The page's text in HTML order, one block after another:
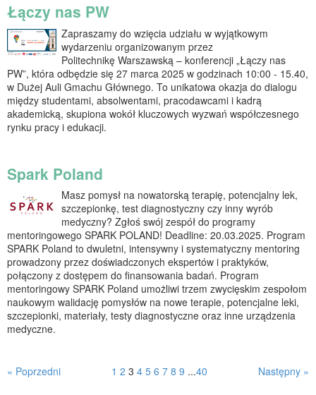
Łączy nas PW
Zapraszamy do wzięcia udziału w wyjątkowym
wydarzeniu organizowanym przez
Politechnikę Warszawską – konferencji „Łączy nas
PW”, która odbędzie się 27 marca 2025 w godzinach 10:00 - 15.40,
w Dużej Auli Gmachu Głównego. To unikatowa okazja do dialogu
między studentami, absolwentami, pracodawcami i kadrą
akademicką, skupiona wokół kluczowych wyzwań współczesnego
rynku pracy i edukacji.
Spark Poland
Masz pomysł na nowatorską terapię, potencjalny lek,
szczepionkę, test diagnostyczny czy inny wyrób
medyczny? Zgłoś swój zespół do programy
mentoringowego SPARK POLAND! Deadline: 20.03.2025. Program
SPARK Poland to dwuletni, intensywny i systematyczny mentoring
prowadzony przez doświadczonych ekspertów i praktyków,
połączony z dostępem do finansowania badań. Program
mentoringowy SPARK Poland umożliwi trzem zwycięskim zespołom
naukowym walidację pomysłów na nowe terapie, potencjalne leki,
szczepionki, materiały, testy diagnostyczne oraz inne urządzenia
medyczne.
« Poprzedni Następny »
1 2 3 4 5 6 7 8 9 ...40